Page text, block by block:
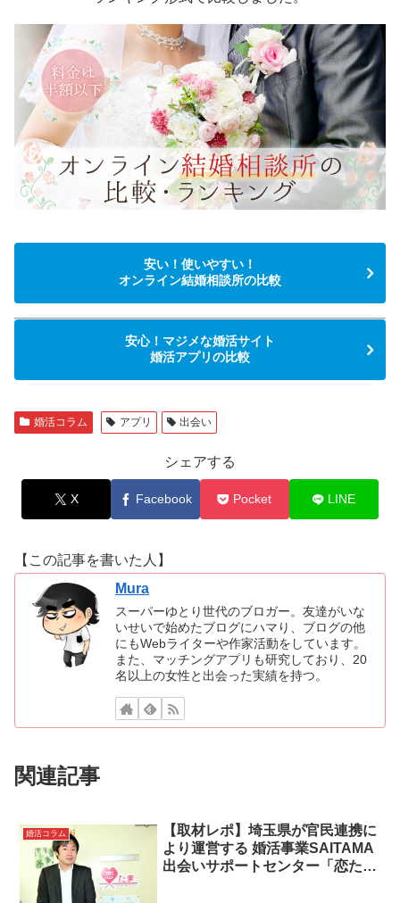
安い！使いやすい！
オンライン結婚相談所の比較
安心！マジメな婚活サイト
婚活アプリの比較
婚活コラム アプリ 出会い
シェアする
X Facebook Pocket LINE
【この記事を書いた人】
Mura
スーパーゆとり世代のブロガー。友達がいな
いせいで始めたブログにハマり、ブログの他
にもWebライターや作家活動をしています。
また、マッチングアプリも研究しており、20
名以上の女性と出会った実績を持つ。
関連記事
婚活コラム
【取材レポ】埼玉県が官民連携に
より運営する 婚活事業SAITAMA
出会いサポートセンター「恋た